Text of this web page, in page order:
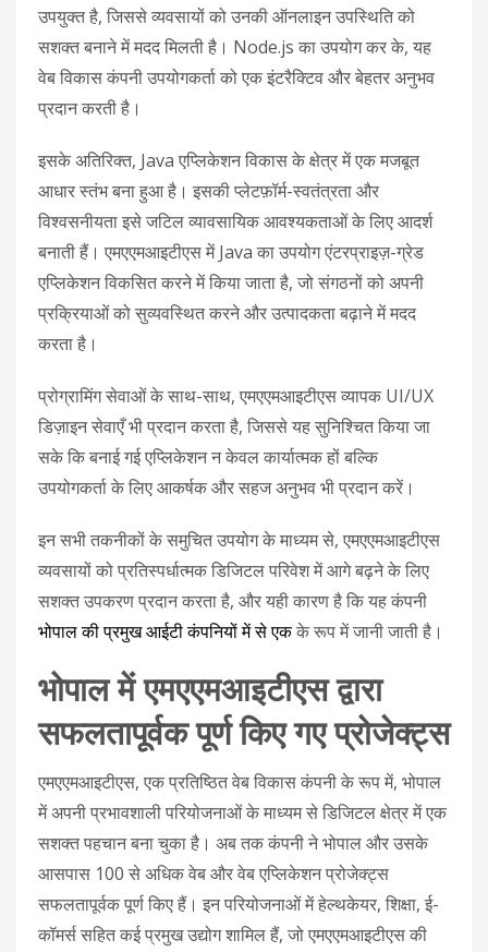
उपयुक्त है, जिससे व्यवसायों को उनकी ऑनलाइन उपस्थिति को
सशक्त बनाने में मदद मिलती है। Node.js का उपयोग कर के, यह
वेब विकास कंपनी उपयोगकर्ता को एक इंटरैक्टिव और बेहतर अनुभव
प्रदान करती है।
इसके अतिरिक्त, Java एप्लिकेशन विकास के क्षेत्र में एक मजबूत
आधार स्तंभ बना हुआ है। इसकी प्लेटफ़ॉर्म-स्वतंत्रता और
विश्वसनीयता इसे जटिल व्यावसायिक आवश्यकताओं के लिए आदर्श
बनाती हैं। एमएएमआइटीएस में Java का उपयोग एंटरप्राइज़-ग्रेड
एप्लिकेशन विकसित करने में किया जाता है, जो संगठनों को अपनी
प्रक्रियाओं को सुव्यवस्थित करने और उत्पादकता बढ़ाने में मदद
करता है।
प्रोग्रामिंग सेवाओं के साथ-साथ, एमएएमआइटीएस व्यापक UI/UX
डिज़ाइन सेवाएँ भी प्रदान करता है, जिससे यह सुनिश्चित किया जा
सके कि बनाई गई एप्लिकेशन न केवल कार्यात्मक हों बल्कि
उपयोगकर्ता के लिए आकर्षक और सहज अनुभव भी प्रदान करें।
इन सभी तकनीकों के समुचित उपयोग के माध्यम से, एमएएमआइटीएस
व्यवसायों को प्रतिस्पर्धात्मक डिजिटल परिवेश में आगे बढ़ने के लिए
सशक्त उपकरण प्रदान करता है, और यही कारण है कि यह कंपनी
भोपाल की प्रमुख आईटी कंपनियों में से एकके रूप में जानी जाती है।
भोपाल में एमएएमआइटीएस द्वारा
सफलतापूर्वक पूर्ण किए गए प्रोजेक्ट्स
एमएएमआइटीएस, एक प्रतिष्ठित वेब विकास कंपनी के रूप में, भोपाल
में अपनी प्रभावशाली परियोजनाओं के माध्यम से डिजिटल क्षेत्र में एक
सशक्त पहचान बना चुका है। अब तक कंपनी ने भोपाल और उसके
आसपास 100 से अधिक वेब और वेब एप्लिकेशन प्रोजेक्ट्स
सफलतापूर्वक पूर्ण किए हैं। इन परियोजनाओं में हेल्थकेयर, शिक्षा, ई-
कॉमर्स सहित कई प्रमुख उद्योग शामिल हैं, जो एमएएमआइटीएस की